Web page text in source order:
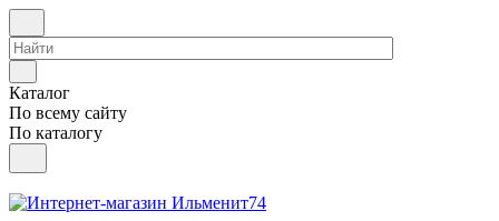
Каталог
По всему сайту
По каталогу